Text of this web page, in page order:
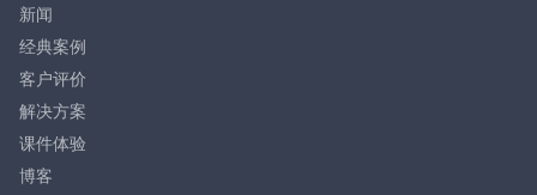
新闻
经典案例
客户评价
解决方案
课件体验
博客